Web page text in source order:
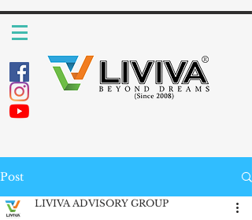
Post
LIVIVA ADVISORY GROUP